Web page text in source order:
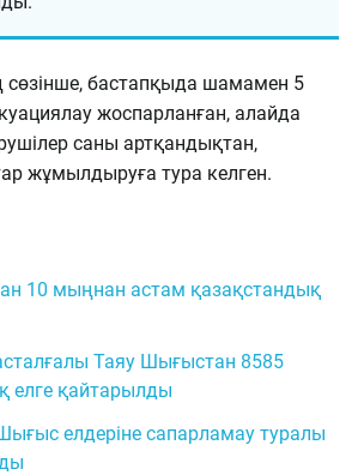
сөзінше, бастапқыда шамамен 5
жоспарланған, алайда
саны артқандықтан,
жұмылдыруға тура келген.
10 мыңнан астам қазақстандық
Таяу Шығыстан 8585
елге қайтарылды
елдеріне сапарламау туралы